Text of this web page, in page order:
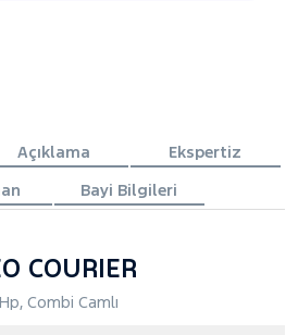
Açıklama
Ekspertiz
Bayi Bilgileri
COURIER
Combi Camlı